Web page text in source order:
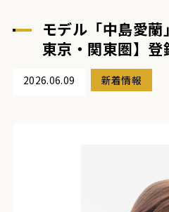
モデル「中島愛蘭
東京・関東圏】登
2026.06.09 新着情報